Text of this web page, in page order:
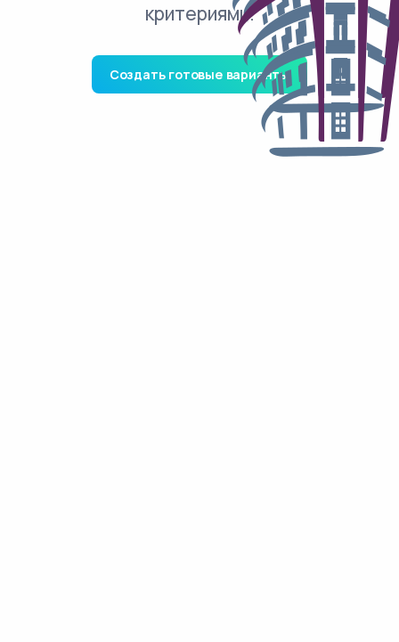
критериями.
Создать готовые варианты